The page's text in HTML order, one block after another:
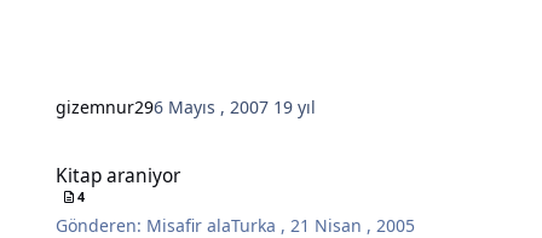
gizemnur296 Mayıs , 2007 19 yıl
Kitap araniyor
4
Gönderen: Misafir alaTurka , 21 Nisan , 2005